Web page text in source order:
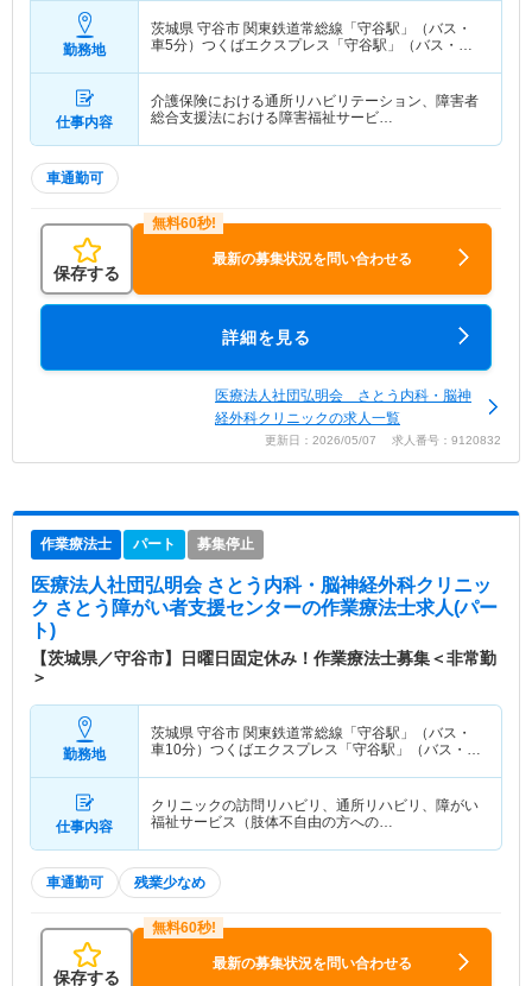
勤務地
茨城県 守谷市 関東鉄道常総線「守谷駅」（バス・
車5分）つくばエクスプレス「守谷駅」（バス・車5
仕事内容
介護保険における通所リハビリテーション、障害者
総合支援法における障害福祉サービ…
車通勤可
保存する
最新の募集状況を問い合わせる
詳細を見る
医療法人社団弘明会 さとう内科・脳神
経外科クリニックの求人一覧
更新日：2026/05/07 求人番号：9120832
作業療法士 パート 募集停止
医療法人社団弘明会 さとう内科・脳神経外科クリニッ
ク さとう障がい者支援センターの作業療法士求人(パー
ト)
【茨城県／守谷市】日曜日固定休み！作業療法士募集＜非常勤
＞
勤務地
茨城県 守谷市 関東鉄道常総線「守谷駅」（バス・
車10分）つくばエクスプレス「守谷駅」（バス・車
仕事内容
クリニックの訪問リハビリ、通所リハビリ、障がい
福祉サービス（肢体不自由の方への…
車通勤可 残業少なめ
保存する
最新の募集状況を問い合わせる